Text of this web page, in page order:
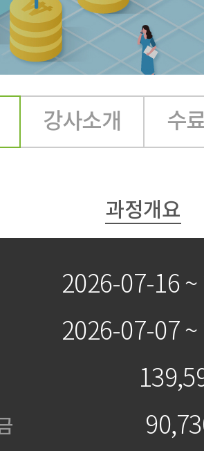
강사소개 수
과정개요
2026-07-16
2026-07-07